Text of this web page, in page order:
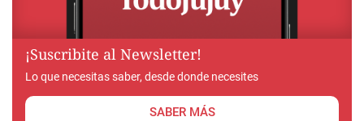
¡Suscribite al Newsletter!
Lo que necesitas saber, desde donde necesites
SABER MÁS